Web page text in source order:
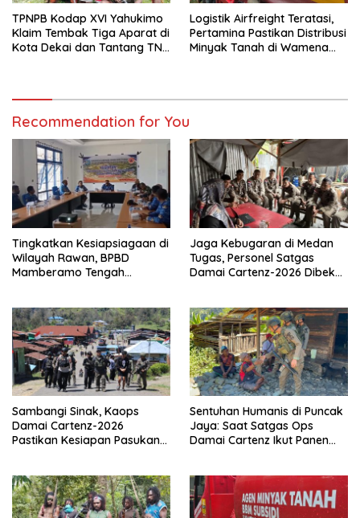
TPNPB Kodap XVI Yahukimo
Klaim Tembak Tiga Aparat di
Kota Dekai dan Tantang TNI-
Logistik Airfreight Teratasi,
Pertamina Pastikan Distribusi
Minyak Tanah di Wamena
Recommendation for You
Tingkatkan Kesiapsiagaan di
Wilayah Rawan, BPBD
Mamberamo Tengah
Jaga Kebugaran di Medan
Tugas, Personel Satgas
Damai Cartenz-2026 Dibekali
Sambangi Sinak, Kaops
Damai Cartenz-2026
Pastikan Kesiapan Pasukan
Sentuhan Humanis di Puncak
Jaya: Saat Satgas Ops
Damai Cartenz Ikut Panen